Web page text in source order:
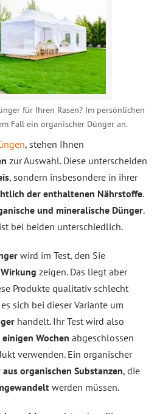
für Ihren Rasen? Im persönlichen
Fall ein organischer Dünger an.
, stehen Ihnen
zur Auswahl. Diese unterscheiden
, sondern insbesondere in ihrer
der enthaltenen Nährstoffe.
und mineralische Dünger.
ist bei beiden unterschiedlich.
wird im Test, den Sie
zeigen. Das liegt aber
Produkte qualitativ schlecht
sich bei dieser Variante um
handelt. Ihr Test wird also
Wochen abgeschlossen
verwenden. Ein organischer
organischen Substanzen, die
werden müssen.